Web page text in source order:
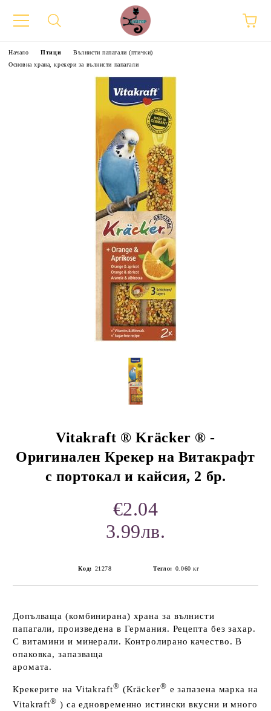
Начало Птици
Вълнисти папагали (птички)
Основна храна, крекери за вълнисти папагали
Vitakraft ® Kräcker ® -
Оригинален Крекер на Витакрафт
с портокал и кайсия, 2 бр.
€2.04
3.99лв.
Код: 21278 Тегло: 0.060 кг
Допълваща (комбинирана) храна за вълнисти
папагали, произведена в Германия. Рецепта без захар.
С витамини и минерали. Контролирано качество. В
опаковка, запазваща
аромата.
Крекерите на Vitakraft® (Kräcker® e запазена марка на
Vitakraft® ) са едновременно истински вкусни и много